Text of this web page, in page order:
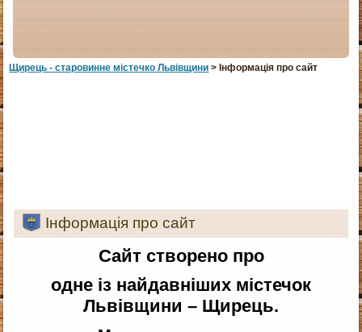
Щирець - старовинне мiстечко Львiвщини > Інформація про сайт
Інформація про сайт
Сайт створено про
одне із найдавніших містечок
Львівщини – Щирець.